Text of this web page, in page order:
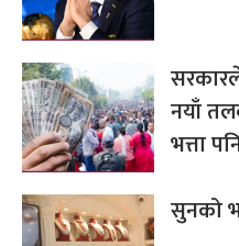
नयाँ
भत्ता
सुनको